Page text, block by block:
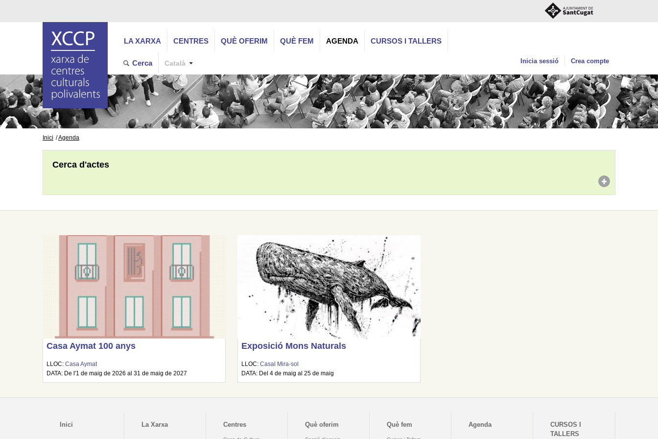
LA XARXA CENTRES QUÈ OFERIM QUÈ FEM AGENDA CURSOS I TALLERS
Cerca Català Inicia sessió Crea compte
Inici Agenda
Cerca d'actes
Casa Aymat 100 anys
LLOC:Casa Aymat
DATA: De l'1 de maig de 2026 al 31 de maig de 2027
Exposició Mons Naturals
LLOC:Casal Mira-sol
DATA: Del 4 de maig al 25 de maig
Inici La Xarxa Centres Què oferim Què fem Agenda
CURSOS I
TALLERS